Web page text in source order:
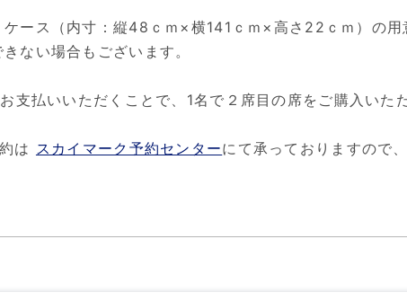
ケース（内寸：縦48ｃｍ×横141ｃｍ×高さ22ｃｍ）の
ない場合もございます。
支払いいただくことで、1名で２席目の席をご購入いた
は スカイマーク予約センターにて承っておりますので